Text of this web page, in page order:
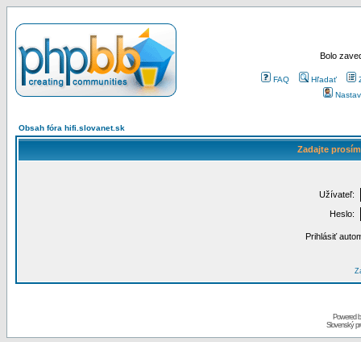
Bolo
FAQ Hľadať
Obsah fóra hifi.slovanet.sk
Zadajte
Užívateľ:
Heslo:
Prihlásiť
Powered
Slovenský